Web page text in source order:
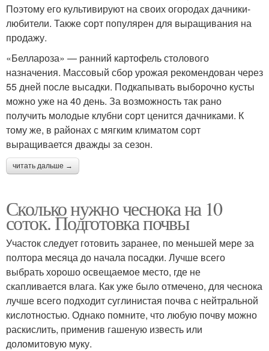
Поэтому его культивируют на своих огородах дачники-
любители. Также сорт популярен для выращивания на
продажу.
«Беллароза» — ранний картофель столового
назначения. Массовый сбор урожая рекомендован через
55 дней после высадки. Подкапывать выборочно кусты
можно уже на 40 день. За возможность так рано
получить молодые клубни сорт ценится дачниками. К
тому же, в районах с мягким климатом сорт
выращивается дважды за сезон.
читать дальше →
Сколько нужно чеснока на 10
соток. Подготовка почвы
Участок следует готовить заранее, по меньшей мере за
полтора месяца до начала посадки. Лучше всего
выбрать хорошо освещаемое место, где не
скапливается влага. Как уже было отмечено, для чеснока
лучше всего подходит суглинистая почва с нейтральной
кислотностью. Однако помните, что любую почву можно
раскислить, применив гашеную известь или
доломитовую муку.